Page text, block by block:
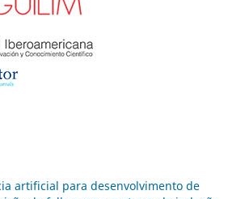
artificial para desenvolvimento de